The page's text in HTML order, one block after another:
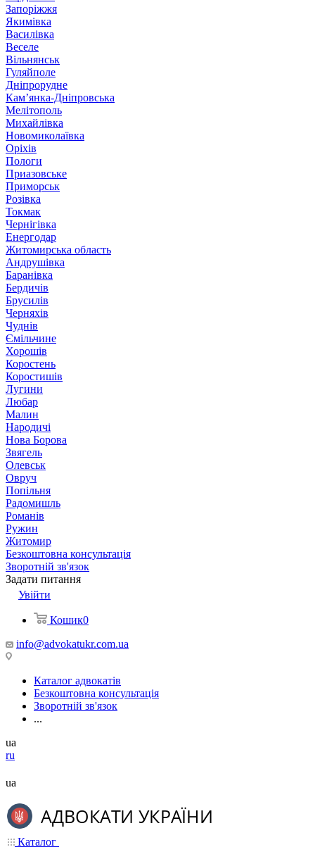
Запоріжжя
Якимівка
Василівка
Веселе
Вільнянськ
Гуляйполе
Дніпрорудне
Кам’янка-Дніпровська
Мелітополь
Михайлівка
Новомиколаївка
Оріхів
Пологи
Приазовське
Приморськ
Розівка
Токмак
Чернігівка
Енергодар
Житомирська область
Андрушівка
Баранівка
Бердичів
Брусилів
Черняхів
Чуднів
Ємільчине
Хорошів
Коростень
Коростишів
Лугини
Любар
Малин
Народичі
Нова Борова
Звягель
Олевськ
Овруч
Попільня
Радомишль
Романів
Ружин
Житомир
Безкоштовна консультація
Зворотній зв'язок
Задати питання
Увійти
Кошик0
info@advokatukr.com.ua
Каталог адвокатів
Безкоштовна консультація
Зворотній зв'язок
...
ua
ru
ua
Каталог